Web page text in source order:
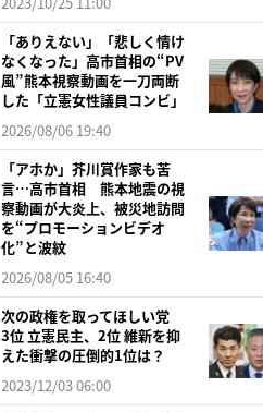
「ありえない」「悲しく情け
なくなった」高市首相の“PV
風”熊本視察動画を一刀両断
した「立憲女性議員コンビ」
2026/08/06 19:40
「アホか」芥川賞作家も苦
言…高市首相 熊本地震の視
察動画が大炎上、被災地訪問
を“プロモーションビデオ
化”と波紋
2026/08/05 16:40
次の政権を取ってほしい党
3位 立憲民主、2位 維新を抑
えた衝撃の圧倒的1位は？
2023/12/03 06:00